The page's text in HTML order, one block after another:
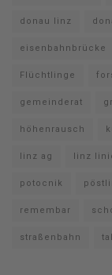
donau linz
eisenbahnbrücke
Flüchtlinge
gemeinderat
höhenrausch
linz ag linz
potocnik
remembar
straßenbahn